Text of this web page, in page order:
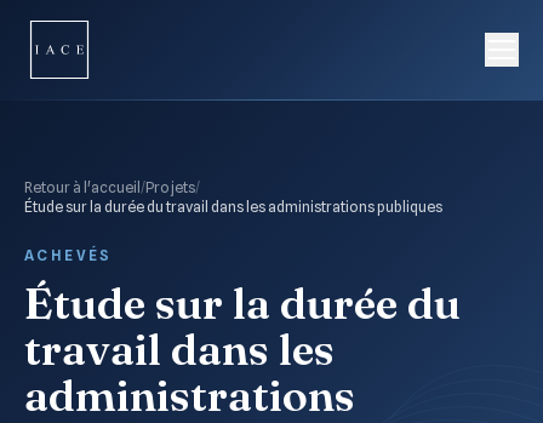
Retour à l'accueil /Projets/
Étude sur la durée du travail dans les administrations publiques
ACHEVÉS
Étude sur la durée du
travail dans les
administrations